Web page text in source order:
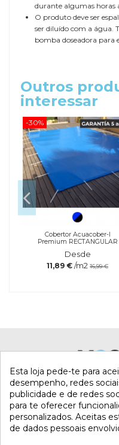
durante algumas horas
O produto deve ser
ser diluído com a água.
bomba doseadora para
Outros
interessar
-30%
Cobertor Acuacober-I
Premium RECTANGULAR
Desde
11,89 € /m2 16,99 €
Esta loja pede-te para
desempenho, redes
publicidade e de redes
para te oferecer
personalizados. Aceitas
de dados pessoais